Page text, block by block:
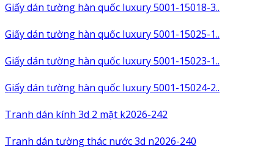
Giấy dán tường hàn quốc luxury 5001-15018-3..
Giấy dán tường hàn quốc luxury 5001-15025-1..
Giấy dán tường hàn quốc luxury 5001-15023-1..
Giấy dán tường hàn quốc luxury 5001-15024-2..
Tranh dán kính 3d 2 mặt k2026-242
Tranh dán tường thác nước 3d n2026-240